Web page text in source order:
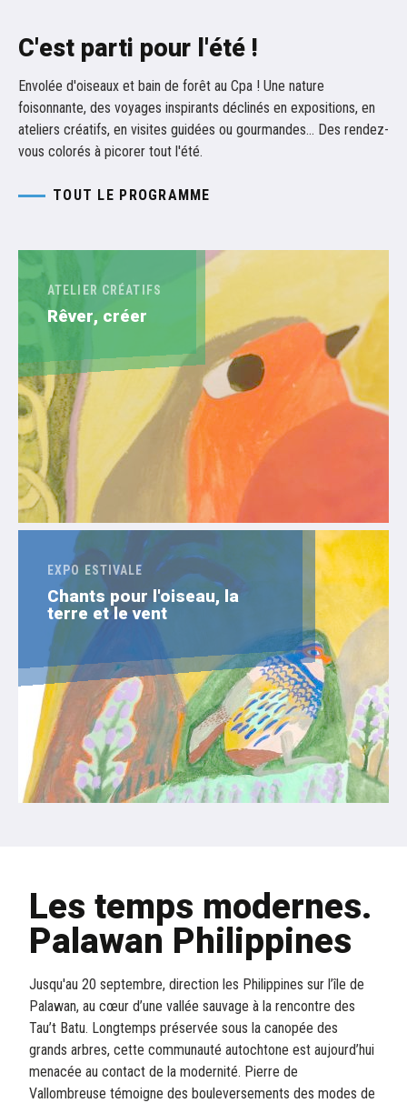
C'est parti pour l'été !
Envolée d'oiseaux et bain de forêt au Cpa ! Une nature
foisonnante, des voyages inspirants déclinés en expositions, en
ateliers créatifs, en visites guidées ou gourmandes... Des rendez-
vous colorés à picorer tout l'été.
TOUT LE PROGRAMME
ATELIER CRÉATIFS
Rêver, créer
EXPO ESTIVALE
Chants pour l'oiseau, la
terre et le vent
Les temps modernes.
Palawan Philippines
Jusqu'au 20 septembre, direction les Philippines sur l’île de
Palawan, au cœur d’une vallée sauvage à la rencontre des
Tau’t Batu. Longtemps préservée sous la canopée des
grands arbres, cette communauté autochtone est aujourd’hui
menacée au contact de la modernité. Pierre de
Vallombreuse témoigne des bouleversements des modes de